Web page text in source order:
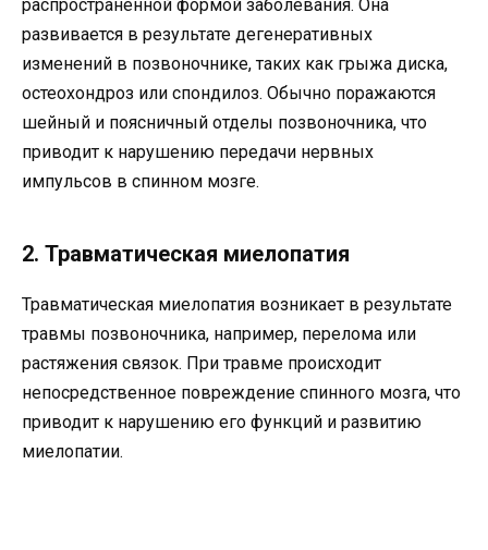
распространенной формой заболевания. Она
развивается в результате дегенеративных
изменений в позвоночнике, таких как грыжа диска,
остеохондроз или спондилоз. Обычно поражаются
шейный и поясничный отделы позвоночника, что
приводит к нарушению передачи нервных
импульсов в спинном мозге.
2. Травматическая миелопатия
Травматическая миелопатия возникает в результате
травмы позвоночника, например, перелома или
растяжения связок. При травме происходит
непосредственное повреждение спинного мозга, что
приводит к нарушению его функций и развитию
миелопатии.